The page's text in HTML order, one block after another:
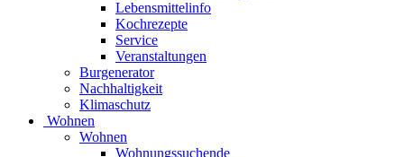
Lebensmittelinfo
Kochrezepte
Service
Veranstaltungen
Burgenerator
Nachhaltigkeit
Klimaschutz
Wohnen
Wohnen
Wohnungssuchende